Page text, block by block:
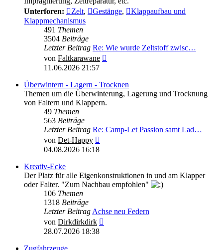
Unterforen:
Zelt, Gestänge,
Klappaufbau und
Klappmechanismus
491 Themen
3504 Beiträge
Letzter Beitrag Re: Wie wurde Zeltstoff zwisc…
von Faltkarawane
11.06.2026 21:57
Überwintern - Lagern - Trocknen
Themen um die Überwinterung, Lagerung und Trocknung
von Faltern und Klappern.
49 Themen
563 Beiträge
Letzter Beitrag Re: Camp-Let Passion samt Lad…
von Det-Happy
04.08.2026 16:18
Kreativ-Ecke
Der Platz für alle Eigenkonstruktionen in und am Klapper
oder Falter. "Zum Nachbau empfohlen"
106 Themen
1318 Beiträge
Letzter BeitragAchse neu Federn
von Dirkdirkdirk
28.07.2026 18:38